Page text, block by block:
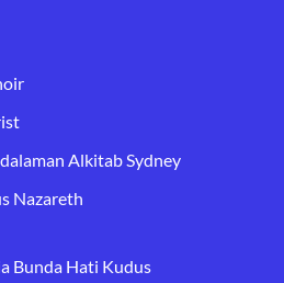
Alkitab Sydney
Nazareth
Bunda Hati Kudus